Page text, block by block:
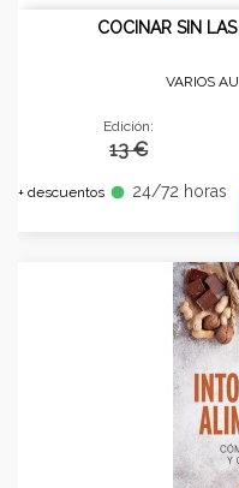
COCINAR SIN
VARIOS
Edición:
13 €
+ descuentos fiber_manual_record 24/72 horas